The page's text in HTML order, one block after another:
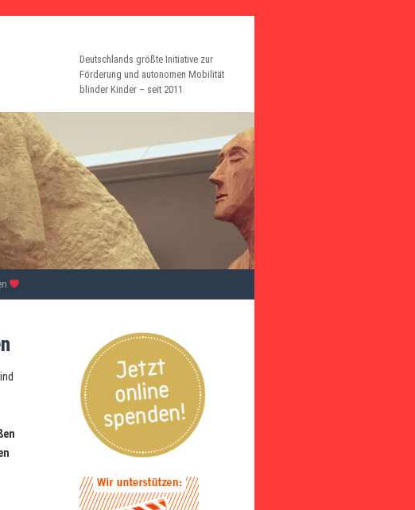
Deutschlands größte Initiative zur
Förderung und autonomen Mobilität
blinder Kinder – seit 2011